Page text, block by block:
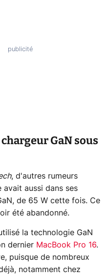
GaN sous
, d'autres rumeurs
avait aussi dans ses
de 65 W cette fois. Ce
été abandonné.
la technologie GaN
dernier MacBook Pro 16.
puisque de nombreux
notamment chez